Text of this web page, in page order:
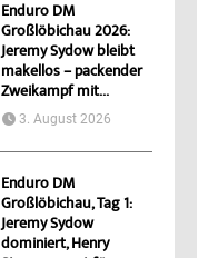
Enduro DM
Großlöbichau 2026:
Jeremy Sydow bleibt
makellos – packender
Zweikampf mit...
3. August 2026
Enduro DM
Großlöbichau, Tag 1:
Jeremy Sydow
dominiert, Henry